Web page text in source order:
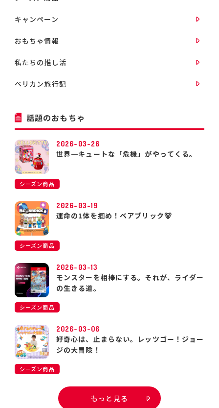
キャンペーン
おもちゃ情報
私たちの推し活
ペリカン旅行記
話題のおもちゃ
2026-03-26
世界一キュートな「危機」がやってくる。
シーズン商品
2026-03-19
運命の1体を掴め！ベアブリック🐻
シーズン商品
2026-03-13
モンスターを相棒にする。それが、ライダー
の生きる道。
シーズン商品
2026-03-06
好奇心は、止まらない。レッツゴー！ジョー
ジの大冒険！
シーズン商品
もっと見る